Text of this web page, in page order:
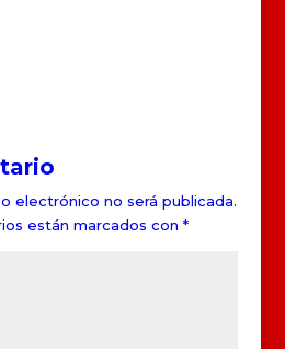
electrónico no será publicada.
están marcados con *